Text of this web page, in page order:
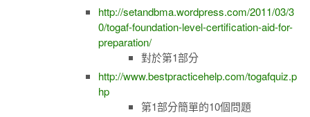
http://setandbma.wordpress.com/2011/03/3
0/togaf-foundation-level-certification-aid-for-
preparation/
對於第1部分
http://www.bestpracticehelp.com/togafquiz.p
hp
第1部分簡單的10個問題